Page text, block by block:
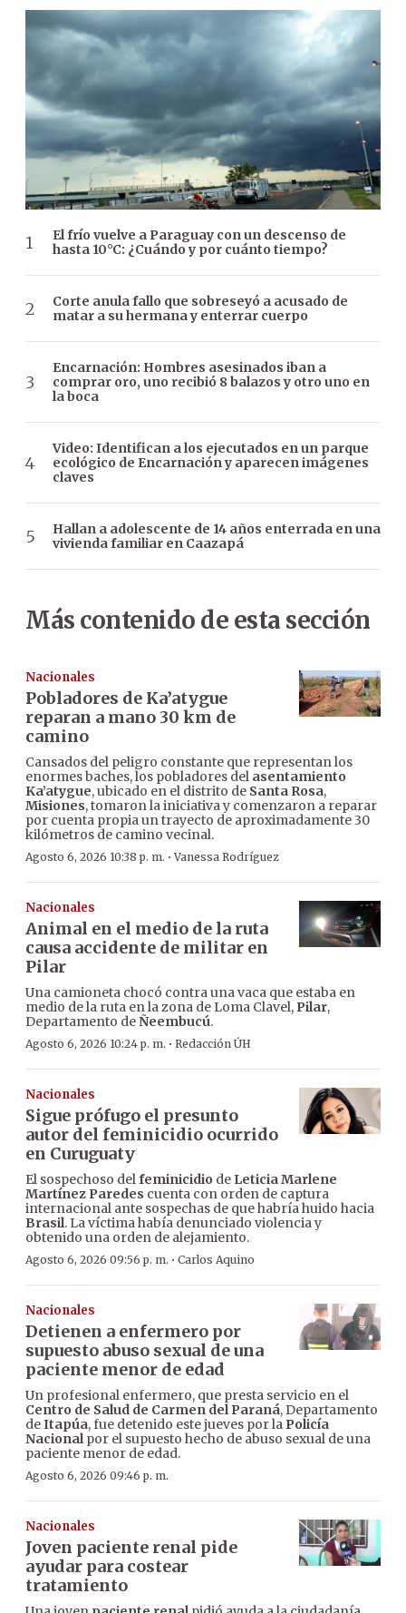
El frío vuelve a Paraguay con un descenso de
hasta 10°C: ¿Cuándo y por cuánto tiempo?
Corte anula fallo que sobreseyó a acusado de
matar a su hermana y enterrar cuerpo
Encarnación: Hombres asesinados iban a
comprar oro, uno recibió 8 balazos y otro uno en
la boca
Video: Identifican a los ejecutados en un parque
ecológico de Encarnación y aparecen imágenes
claves
Hallan a adolescente de 14 años enterrada en una
vivienda familiar en Caazapá
Más contenido de esta sección
Nacionales
Pobladores de Ka’atygue
reparan a mano 30 km de
camino
Cansados del peligro constante que representan los
enormes baches, los pobladores del asentamiento
Ka’atygue, ubicado en el distrito de Santa Rosa,
Misiones, tomaron la iniciativa y comenzaron a reparar
por cuenta propia un trayecto de aproximadamente 30
kilómetros de camino vecinal.
Agosto 6, 2026 10:38 p. m. ·Vanessa Rodríguez
Nacionales
Animal en el medio de la ruta
causa accidente de militar en
Pilar
Una camioneta chocó contra una vaca que estaba en
medio de la ruta en la zona de Loma Clavel, Pilar,
Departamento deÑeembucú.
Agosto 6, 2026 10:24 p. m. · Redacción ÚH
Nacionales
Sigue prófugo el presunto
autor del feminicidio ocurrido
en Curuguaty
El sospechoso delfeminicidio de Leticia Marlene
Martínez Paredes cuenta con orden de captura
internacional ante sospechas de que habría huido hacia
Brasil. La víctima había denunciado violencia y
obtenido una orden de alejamiento.
Agosto 6, 2026 09:56 p. m. · Carlos Aquino
Nacionales
Detienen a enfermero por
supuesto abuso sexual de una
paciente menor de edad
Un profesional enfermero, que presta servicio en el
Centro de Salud de Carmen del Paraná, Departamento
deItapúa, fue detenido este jueves por la Policía
Nacionalpor el supuesto hecho de abuso sexual de una
paciente menor de edad.
Agosto 6, 2026 09:46 p. m.
Nacionales
Joven paciente renal pide
ayudar para costear
tratamiento